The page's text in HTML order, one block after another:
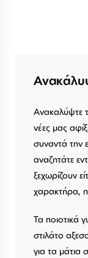
Ανακαλύψτε
νέες μας
συναντά την
αναζητάτε
ξεχωρίζουν
χαρακτήρα, η
Τα ποιοτικά
στιλάτο
για τα μάτια